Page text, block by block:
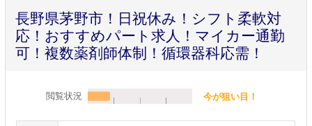
長野県茅野市！日祝休み！シフト柔軟対
応！おすすめパート求人！マイカー通勤
可！複数薬剤師体制！循環器科応需！
閲覧状況 今が狙い目！